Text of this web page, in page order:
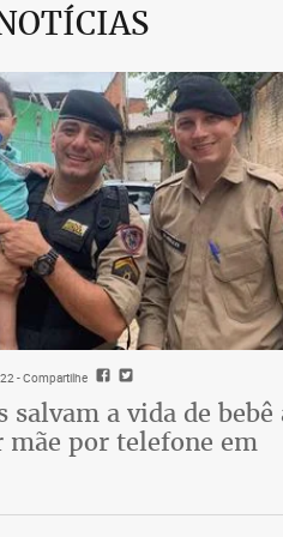
- Compartilhe
salvam a vida de bebê
por telefone em